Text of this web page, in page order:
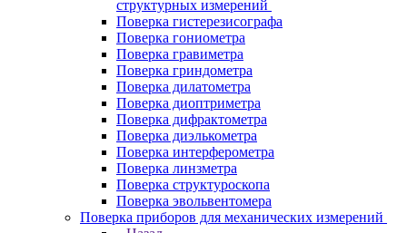
структурных измерений
Поверка гистерезисографа
Поверка гониометра
Поверка гравиметра
Поверка гриндометра
Поверка дилатометра
Поверка диоптриметра
Поверка дифрактометра
Поверка диэлькометра
Поверка интерферометра
Поверка линзметра
Поверка структуроскопа
Поверка эвольвентомера
Поверка приборов для механических измерений